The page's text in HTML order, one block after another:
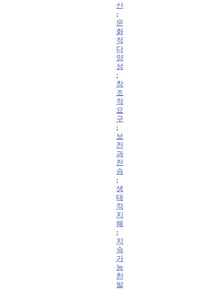
산
;
문
화
적
다
양
성
;
창
조
적
요
구
;
보
전
과
전
승
;
생
태
적
지
혜
;
지
속
가
능
한
발